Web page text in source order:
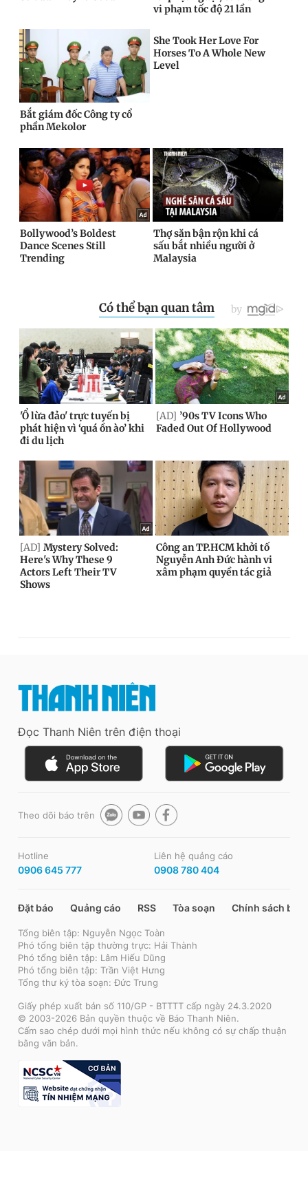
Đọc Thanh Niên trên điện thoại
Theo dõi báo trên
Hotline
0906 645 777
Liên hệ quảng cáo
0908 780 404
Đặt báo Quảng cáo RSS Tòa soạn Chính sách bảo
Tổng biên tập: Nguyễn Ngọc Toàn
Phó tổng biên tập thường trực: Hải Thành
Phó tổng biên tập: Lâm Hiếu Dũng
Phó tổng biên tập: Trần Việt Hưng
Tổng thư ký tòa soạn: Đức Trung
Giấy phép xuất bản số 110/GP - BTTTT cấp ngày 24.3.2020
© 2003-2026 Bản quyền thuộc về Báo Thanh Niên.
Cấm sao chép dưới mọi hình thức nếu không có sự chấp thuận
bằng văn bản.